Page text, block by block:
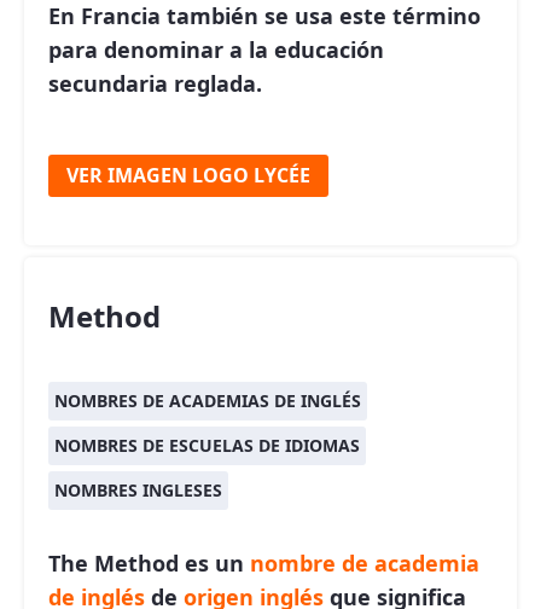
En Francia también se usa este término
para denominar a la educación
secundaria reglada.
VER IMAGEN LOGO LYCÉE
Method
NOMBRES DE ACADEMIAS DE INGLÉS
NOMBRES DE ESCUELAS DE IDIOMAS
NOMBRES INGLESES
The Method es un nombre de academia
de inglés de origen inglés que significa